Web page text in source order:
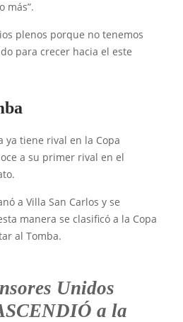
más”.
plenos porque no tenemos
para crecer hacia el este
ya tiene rival en la Copa
a su primer rival en el
a Villa San Carlos y se
manera se clasificó a la Copa
al Tomba.
Unidos
a la